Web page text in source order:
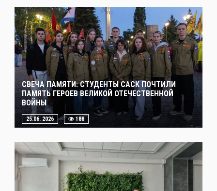
СВЕЧА ПАМЯТИ: СТУДЕНТЫ САСК ПОЧТИЛИ
ПАМЯТЬ ГЕРОЕВ ВЕЛИКОЙ ОТЕЧЕСТВЕННОЙ
ВОЙНЫ
25.06. 2026 188